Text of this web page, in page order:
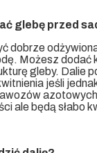
glebę przed
dobrze
Możesz dodać
gleby. Dalie
jeśli
ale będą słabo